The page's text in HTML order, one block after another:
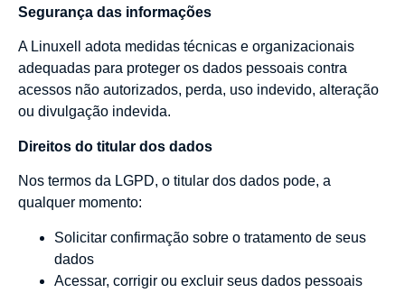
Segurança das informações
A Linuxell adota medidas técnicas e organizacionais
adequadas para proteger os dados pessoais contra
acessos não autorizados, perda, uso indevido, alteração
ou divulgação indevida.
Direitos do titular dos dados
Nos termos da LGPD, o titular dos dados pode, a
qualquer momento:
Solicitar confirmação sobre o tratamento de seus
dados
Acessar, corrigir ou excluir seus dados pessoais